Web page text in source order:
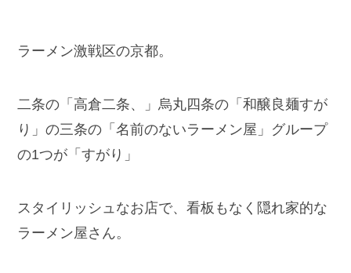
ラーメン激戦区の京都。
二条の「高倉二条、」烏丸四条の「和醸良麺すが
り」の三条の「名前のないラーメン屋」グループ
の1つが「すがり」
スタイリッシュなお店で、看板もなく隠れ家的な
ラーメン屋さん。